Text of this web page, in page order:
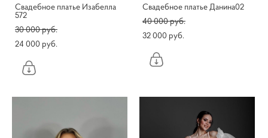
Свадебное платье Изабелла
572
30 000 pуб.
24 000 pуб.
Свадебное платье Данина02
40 000 pуб.
32 000 pуб.